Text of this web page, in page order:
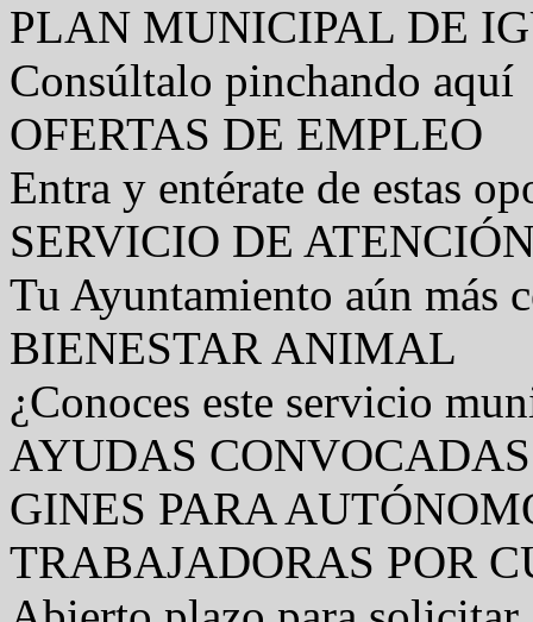
PLAN MUNICIPAL DE
Consúltalo pinchando aquí
OFERTAS DE EMPLEO
Entra y entérate de estas
SERVICIO DE
Tu Ayuntamiento aún más
BIENESTAR ANIMAL
¿Conoces este servicio
AYUDAS
GINES PARA
TRABAJADORAS POR